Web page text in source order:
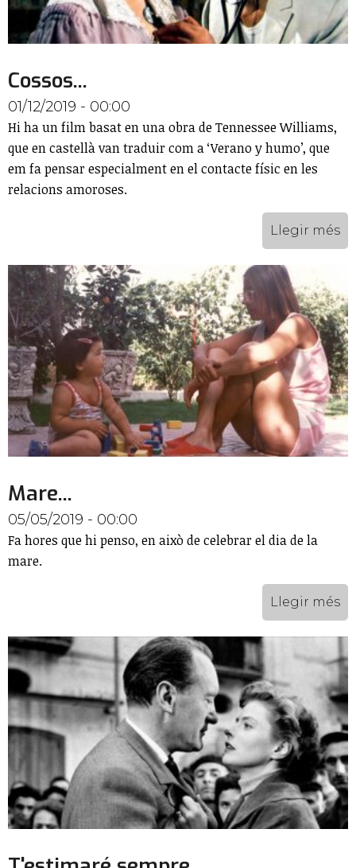
Cossos...
01/12/2019 - 00:00
Hi ha un film basat en una obra de Tennessee Williams,
que en castellà van traduir com a ‘Verano y humo’, que
em fa pensar especialment en el contacte físic en les
relacions amoroses.
Llegir més
Mare...
05/05/2019 - 00:00
Fa hores que hi penso, en això de celebrar el dia de la
mare.
Llegir més